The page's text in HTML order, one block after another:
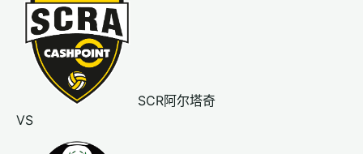
SCR阿尔塔奇
VS